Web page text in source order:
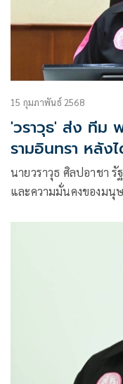
15 กุมภาพันธ์ 2568
'วราวุธ' ส่ง ทีม
รามอินทรา หลัง
เหลว กลับมาแล้
วอน หยุดให้เงิน
นายวราวุธ ศิลปอาชา รั
และความมั่นคงของมนุ